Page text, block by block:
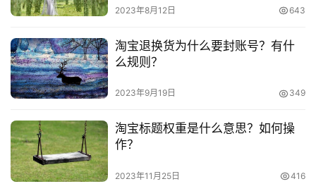
创
创
业
项
视
频
等各类状况买家自行担任。
切忌必定不克不及登录阿里旺旺。
看完上述内容可知，淘宝老号比新号要信用度高
的，而且大家一般都是喜欢和信用度高的人进行交易的，所
点!
推荐阅读：
2023年8月12日 643
淘宝退换货为什么要封账号？有什
么规则？
2023年9月19日 349
淘宝标题权重是什么意思？如何操
作？
2023年11月25日 416